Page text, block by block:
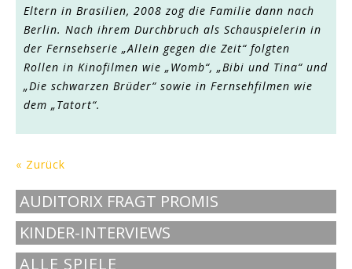
Eltern in Brasilien, 2008 zog die Familie dann nach
Berlin. Nach ihrem Durchbruch als Schauspielerin in
der Fernsehserie „Allein gegen die Zeit“ folgten
Rollen in Kinofilmen wie „Womb“, „Bibi und Tina“ und
„Die schwarzen Brüder“ sowie in Fernsehfilmen wie
dem „Tatort“.
« Zurück
AUDITORIX FRAGT PROMIS
KINDER-INTERVIEWS
ALLE SPIELE